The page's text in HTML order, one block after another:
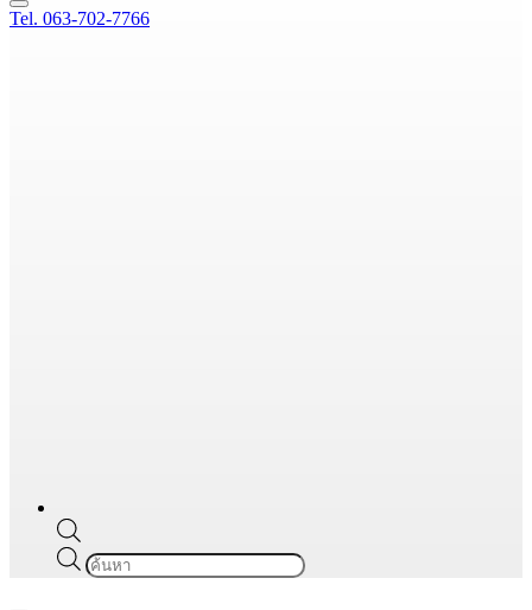
Navigation
Menu
Tel. 063-702-7766
Products
search